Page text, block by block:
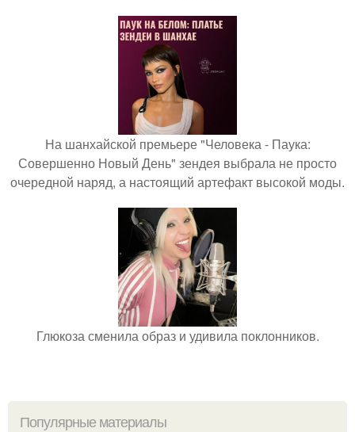
На шанхайской премьере "Человека - Паука:
Совершенно Новый День" зендея выбрала не просто
очередной наряд, а настоящий артефакт высокой моды.
Глюкоза сменила образ и удивила поклонников.
Популярные материалы